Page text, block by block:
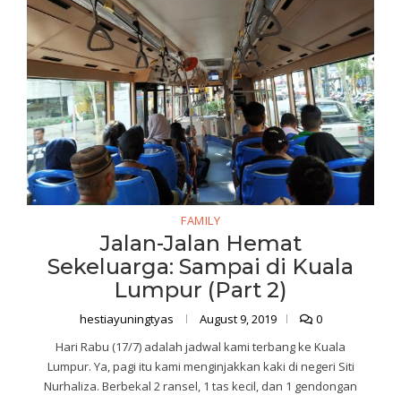
FAMILY
Jalan-Jalan Hemat
Sekeluarga: Sampai di Kuala
Lumpur (Part 2)
hestiayuningtyas August 9, 2019
0
Hari Rabu (17/7) adalah jadwal kami terbang ke Kuala
Lumpur. Ya, pagi itu kami menginjakkan kaki di negeri Siti
Nurhaliza. Berbekal 2 ransel, 1 tas kecil, dan 1 gendongan